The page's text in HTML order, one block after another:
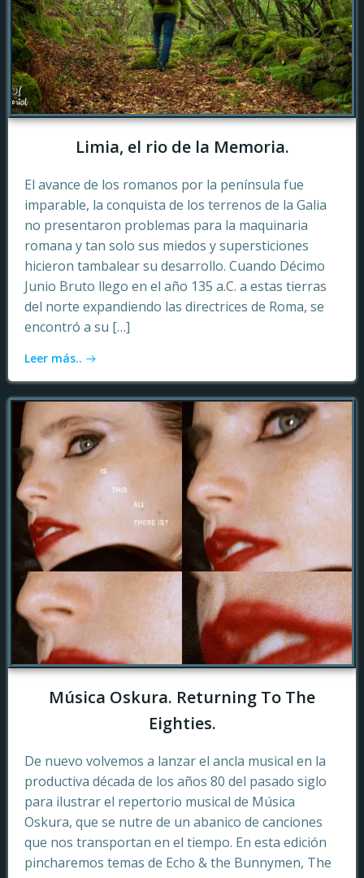
Limia, el rio de la Memoria.
El avance de los romanos por la península fue
imparable, la conquista de los terrenos de la Galia
no presentaron problemas para la maquinaria
romana y tan solo sus miedos y supersticiones
hicieron tambalear su desarrollo. Cuando Décimo
Junio Bruto llego en el año 135 a.C. a estas tierras
del norte expandiendo las directrices de Roma, se
encontró a su […]
Leer más..
Música Oskura. Returning To The
Eighties.
De nuevo volvemos a lanzar el ancla musical en la
productiva década de los años 80 del pasado siglo
para ilustrar el repertorio musical de Música
Oskura, que se nutre de un abanico de canciones
que nos transportan en el tiempo. En esta edición
pincharemos temas de Echo & the Bunnymen, The